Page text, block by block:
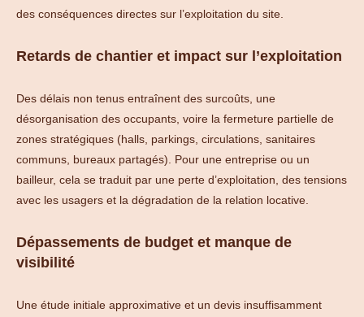
des conséquences directes sur l’exploitation du site.
Retards de chantier et impact sur l’exploitation
Des délais non tenus entraînent des surcoûts, une
désorganisation des occupants, voire la fermeture partielle de
zones stratégiques (halls, parkings, circulations, sanitaires
communs, bureaux partagés). Pour une entreprise ou un
bailleur, cela se traduit par une perte d’exploitation, des tensions
avec les usagers et la dégradation de la relation locative.
Dépassements de budget et manque de
visibilité
Une étude initiale approximative et un devis insuffisamment